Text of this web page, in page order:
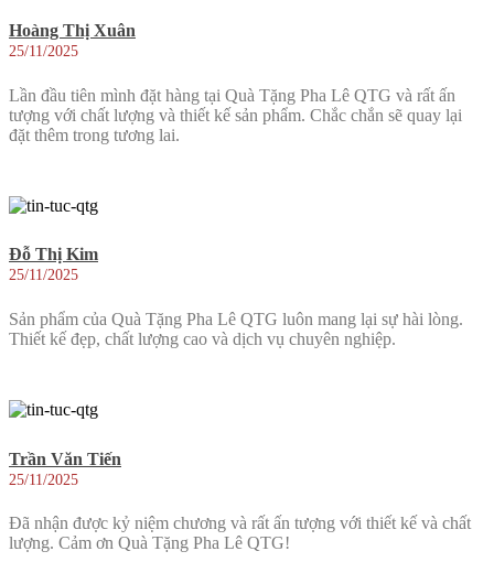
Hoàng Thị Xuân
25/11/2025
Lần đầu tiên mình đặt hàng tại Quà Tặng Pha Lê QTG và rất ấn
tượng với chất lượng và thiết kế sản phẩm. Chắc chắn sẽ quay lại
đặt thêm trong tương lai.
Đỗ Thị Kim
25/11/2025
Sản phẩm của Quà Tặng Pha Lê QTG luôn mang lại sự hài lòng.
Thiết kế đẹp, chất lượng cao và dịch vụ chuyên nghiệp.
Trần Văn Tiến
25/11/2025
Đã nhận được kỷ niệm chương và rất ấn tượng với thiết kế và chất
lượng. Cảm ơn Quà Tặng Pha Lê QTG!